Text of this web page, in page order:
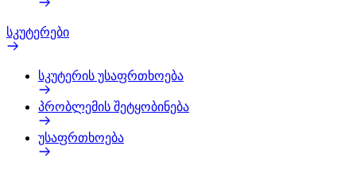
სკუტერები
სკუტერის უსაფრთხოება
პრობლემის შეტყობინება
უსაფრთხოება